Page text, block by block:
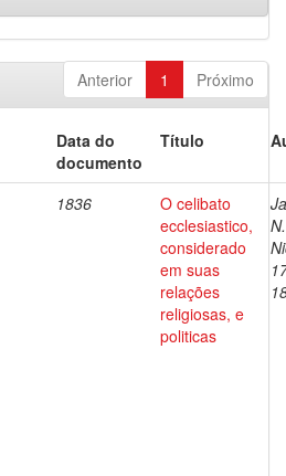
Anterior 1 Próximo
Data do
documento
Título
1836
O celibato
ecclesiastico,
considerado
em suas
relações
religiosas, e
politicas